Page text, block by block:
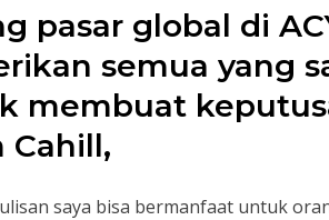
pasar global di
semua yang
membuat
Cahill,
saya bisa bermanfaat untuk